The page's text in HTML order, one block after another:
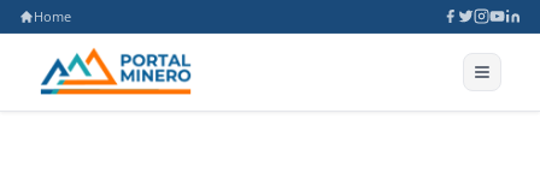
Home